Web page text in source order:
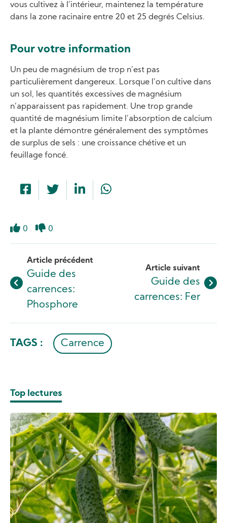
vous cultivez à l’intérieur, maintenez la température
dans la zone racinaire entre 20 et 25 degrés Celsius.
Pour votre information
Un peu de magnésium de trop n’est pas
particulièrement dangereux. Lorsque l’on cultive dans
un sol, les quantités excessives de magnésium
n’apparaissent pas rapidement. Une trop grande
quantité de magnésium limite l’absorption de calcium
et la plante démontre généralement des symptômes
de surplus de sels : une croissance chétive et un
feuillage foncé.
0 0
Article précédent
Guide des
carrences:
Phosphore
Article suivant
Guide des
carrences: Fer
TAGS : Carrence
Top lectures